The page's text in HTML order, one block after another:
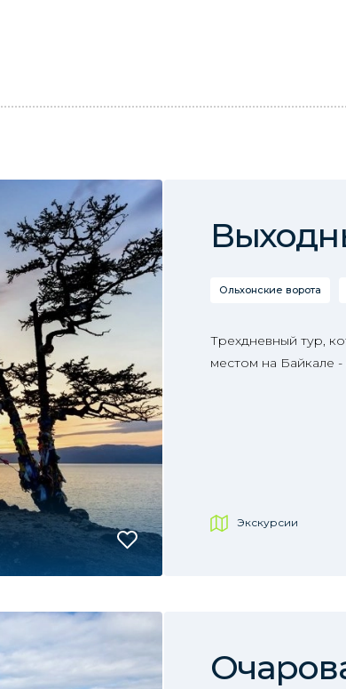
Ольхонские ворота
Трехдневный тур,
местом на Байкале
Экскурсии